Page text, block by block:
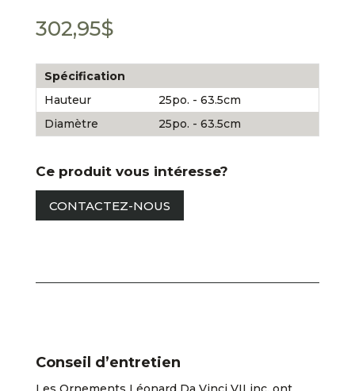
302,95$
Spécification
Hauteur
25po. - 63.5cm
Diamètre
25po. - 63.5cm
Ce produit vous intéresse?
CONTACTEZ-NOUS
Conseil d’entretien